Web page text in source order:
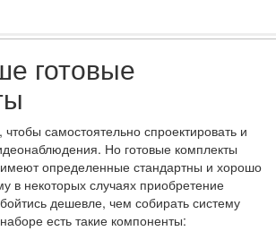
готовые
самостоятельно спроектировать и
Но готовые комплекты
определенные стандартны и хорошо
в некоторых случаях приобретение
дешевле, чем собирать систему
есть такие компоненты: